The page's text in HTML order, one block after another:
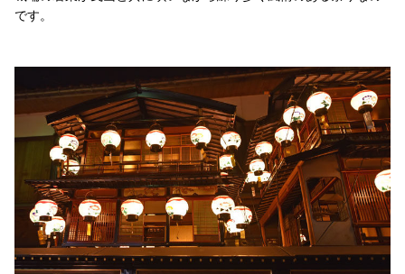
です。